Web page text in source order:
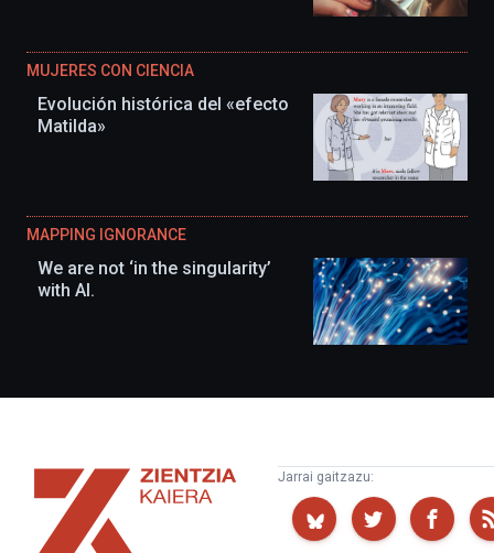
MUJERES CON CIENCIA
Evolución histórica del «efecto
Matilda»
MAPPING IGNORANCE
We are not ‘in the singularity’
with AI.
Zientzia
Kaiera
Jarrai gaitzazu: